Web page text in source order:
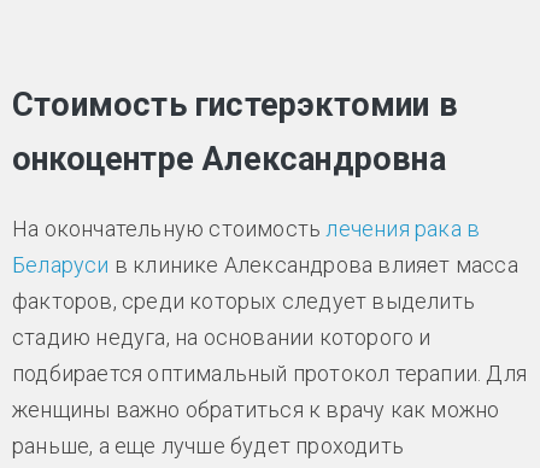
Стоимость гистерэктомии в
онкоцентре Александровна
На окончательную стоимостьлечения рака в
Беларуси в клинике Александрова влияет масса
факторов, среди которых следует выделить
стадию недуга, на основании которого и
подбирается оптимальный протокол терапии. Для
женщины важно обратиться к врачу как можно
раньше, а еще лучше будет проходить